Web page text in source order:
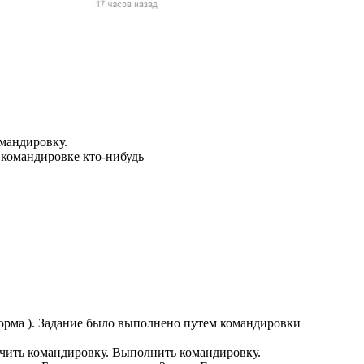
женщин и
страны),
кто-нибудь
). Задание было выполнено путем командировки
командировку. Выполнить командировку.